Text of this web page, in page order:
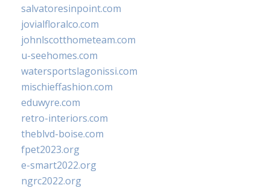
salvatoresinpoint.com
jovialfloralco.com
johnlscotthometeam.com
u-seehomes.com
watersportslagonissi.com
mischieffashion.com
eduwyre.com
retro-interiors.com
theblvd-boise.com
fpet2023.org
e-smart2022.org
ngrc2022.org